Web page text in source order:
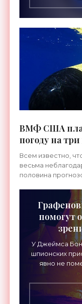
ВМФ США
погоду на
«Технологии»
Всем известно,
весьма
половина
помогут
У Джеймса
шпионских
явно не